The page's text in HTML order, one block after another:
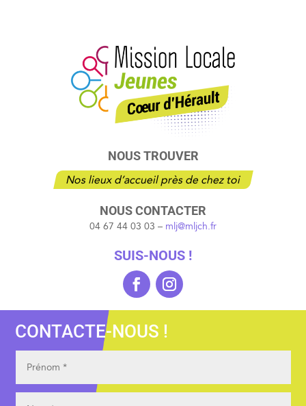
NOUS TROUVER
Nos lieux d’accueil près de chez toi
NOUS CONTACTER
04 67 44 03 03 – mlj@mljch.fr
SUIS-NOUS !
CONTACTE-NOUS !